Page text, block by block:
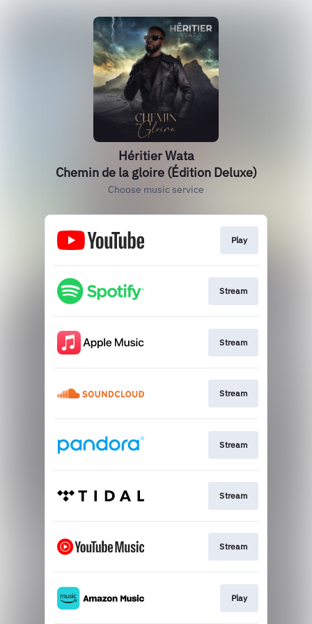
Héritier Wata
Chemin de la gloire (Édition Deluxe)
Choose music service
Play
Stream
Stream
Stream
Stream
Stream
Stream
Play